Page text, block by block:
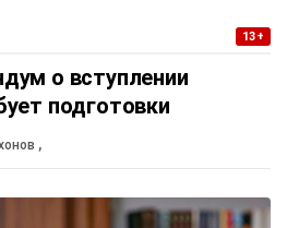
13+
о вступлении
подготовки
,